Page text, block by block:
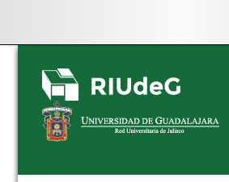
Skip
navigation